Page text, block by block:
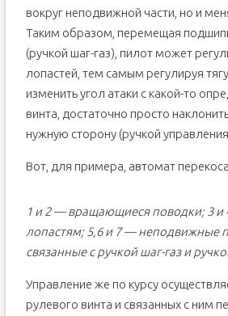
вокруг неподвижной части, но и
Таким образом, перемещая
(ручкой шаг-газ), пилот может
лопастей, тем самым регулируя
изменить угол атаки с какой-то
винта, достаточно просто
нужную сторону (ручкой
Вот, для примера, автомат
1 и 2 — вращающиеся поводки; 3 и
лопастям; 5,6 и 7 — неподвижные
связанные с ручкой шаг-газ и
Управление же по курсу
рулевого винта и связанных с ним